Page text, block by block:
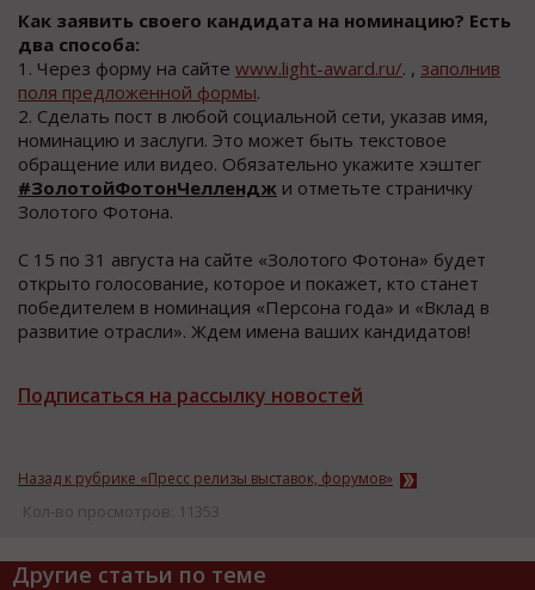
Как заявить своего кандидата на номинацию? Есть
два способа:
1. Через форму на сайте www.light-award.ru/. , заполнив
поля предложенной формы.
2. Сделать пост в любой социальной сети, указав имя,
номинацию и заслуги. Это может быть текстовое
обращение или видео. Обязательно укажите хэштег
#ЗолотойФотонЧеллендж и отметьте страничку
Золотого Фотона.
С 15 по 31 августа на сайте «Золотого Фотона» будет
открыто голосование, которое и покажет, кто станет
победителем в номинация «Персона года» и «Вклад в
развитие отрасли». Ждем имена ваших кандидатов!
Подписаться на рассылку новостей
Назад к рубрике «Пресс релизы выставок, форумов»
Кол-во просмотров: 11353
Другие статьи по теме